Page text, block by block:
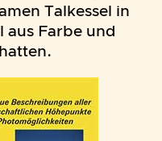
Talkessel in
aus Farbe und